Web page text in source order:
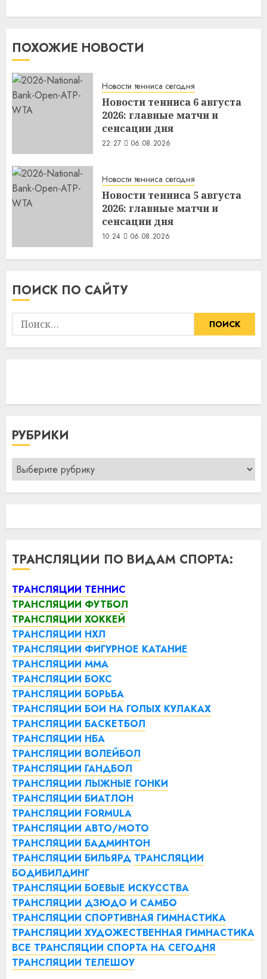
ПОХОЖИЕ НОВОСТИ
Новости тенниса сегодня
Новости тенниса 6 августа
2026: главные матчи и
сенсации дня
22:27 06.08.2026
Новости тенниса сегодня
Новости тенниса 5 августа
2026: главные матчи и
сенсации дня
10:24 06.08.2026
ПОИСК ПО САЙТУ
Найти:
РУБРИКИ
Рубрики
ТРАНСЛЯЦИИ ПО ВИДАМ СПОРТА:
ТРАНСЛЯЦИИ ТЕННИС
ТРАНСЛЯЦИИ ФУТБОЛ
ТРАНСЛЯЦИИ ХОККЕЙ
ТРАНСЛЯЦИИ НХЛ
ТРАНСЛЯЦИИ ФИГУРНОЕ КАТАНИЕ
ТРАНСЛЯЦИИ ММА
ТРАНСЛЯЦИИ БОКС
ТРАНСЛЯЦИИ БОРЬБА
ТРАНСЛЯЦИИ БОИ НА ГОЛЫХ КУЛАКАХ
ТРАНСЛЯЦИИ БАСКЕТБОЛ
ТРАНСЛЯЦИИ НБА
ТРАНСЛЯЦИИ ВОЛЕЙБОЛ
ТРАНСЛЯЦИИ ГАНДБОЛ
ТРАНСЛЯЦИИ ЛЫЖНЫЕ ГОНКИ
ТРАНСЛЯЦИИ БИАТЛОН
ТРАНСЛЯЦИИ FORMULA
ТРАНСЛЯЦИИ АВТО/МОТО
ТРАНСЛЯЦИИ БАДМИНТОН
ТРАНСЛЯЦИИ БИЛЬЯРД ТРАНСЛЯЦИИ
БОДИБИЛДИНГ
ТРАНСЛЯЦИИ БОЕВЫЕ ИСКУССТВА
ТРАНСЛЯЦИИ ДЗЮДО И САМБО
ТРАНСЛЯЦИИ СПОРТИВНАЯ ГИМНАСТИКА
ТРАНСЛЯЦИИ ХУДОЖЕСТВЕННАЯ ГИМНАСТИКА
ВСЕ ТРАНСЛЯЦИИ СПОРТА НА СЕГОДНЯ
ТРАНСЛЯЦИИ ТЕЛЕШОУ